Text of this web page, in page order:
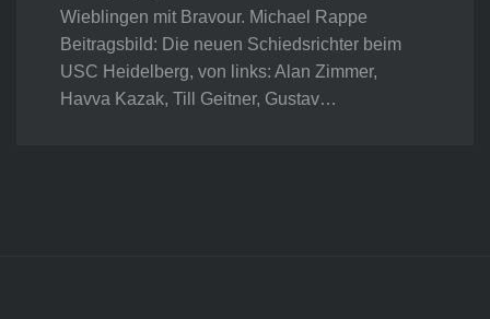
Wieblingen mit Bravour. Michael Rappe
Beitragsbild: Die neuen Schiedsrichter beim
USC Heidelberg, von links: Alan Zimmer,
Havva Kazak, Till Geitner, Gustav…